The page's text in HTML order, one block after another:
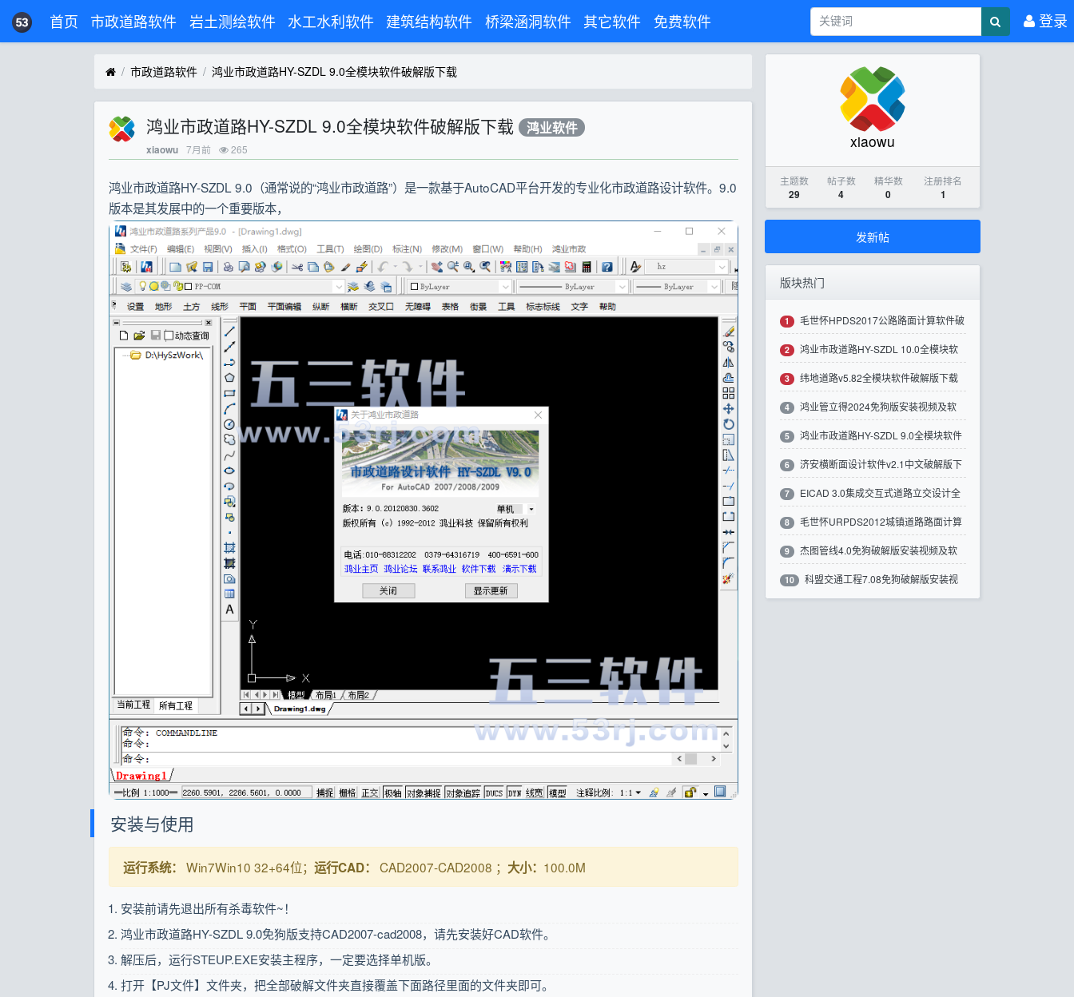
首页 市政道路软件 岩土测绘软件 水工水利软件 建筑结构软件 桥梁涵洞软件 其它软件 免费软件 登录
市政道路软件 鸿业市政道路HY-SZDL 9.0全模块软件破解版下载
鸿业市政道路HY-SZDL 9.0全模块软件破解版下载 鸿业软件
xiaowu 7月前 265
鸿业市政道路HY-SZDL 9.0（通常说的“鸿业市政道路”）是一款基于AutoCAD平台开发的专业化市政道路设计软件。9.0
版本是其发展中的一个重要版本，
安装与使用
运行系统： Win7Win10 32+64位； 运行CAD： CAD2007-CAD2008 ； 大小： 100.0M
安装前请先退出所有杀毒软件~！
鸿业市政道路HY-SZDL 9.0免狗版支持CAD2007-cad2008，请先安装好CAD软件。
解压后，运行STEUP.EXE安装主程序，一定要选择单机版。
打开【PJ文件】文件夹，把全部破解文件夹直接覆盖下面路径里面的文件夹即可。
xiaowu
主题数
29
帖子数
4
精华数
0
注册排名
1
发新帖
版块热门
1 毛世怀HPDS2017公路路面计算软件破
解版下载
2 鸿业市政道路HY-SZDL 10.0全模块软
件破解版下载
3 纬地道路v5.82全模块软件破解版下载
4 鸿业管立得2024免狗版安装视频及软
件下载带注册机
5 鸿业市政道路HY-SZDL 9.0全模块软件
破解版下载
6 济安横断面设计软件v2.1中文破解版下
载
7 EICAD 3.0集成交互式道路立交设计全
模块软件破解版下载
8 毛世怀URPDS2012城镇道路路面计算
软件破解版下载
9 杰图管线4.0免狗破解版安装视频及软
件下载
10 科盟交通工程7.08免狗破解版安装视